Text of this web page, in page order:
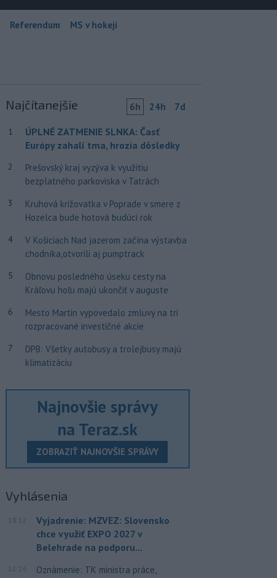
Referendum MS v hokeji
Najčítanejšie 6h 24h 7d
1
ÚPLNÉ ZATMENIE SLNKA: Časť
Európy zahalí tma, hrozia dôsledky
2
Prešovský kraj vyzýva k využitiu
bezplatného parkoviska v Tatrách
3
Kruhová križovatka v Poprade v smere z
Hozelca bude hotová budúci rok
4
V Košiciach Nad jazerom začína výstavba
chodníka,otvorili aj pumptrack
5
Obnovu posledného úseku cesty na
Kráľovu hoľu majú ukončiť v auguste
6
Mesto Martin vypovedalo zmluvy na tri
rozpracované investičné akcie
7
DPB: Všetky autobusy a trolejbusy majú
klimatizáciu
Najnovšie správy
na Teraz.sk
ZOBRAZIŤ NAJNOVŠIE SPRÁVY
Vyhlásenia
18:12
Vyjadrenie: MZVEZ: Slovensko
chce využiť EXPO 2027 v
Belehrade na podporu...
12:26
Oznámenie: TK ministra práce,